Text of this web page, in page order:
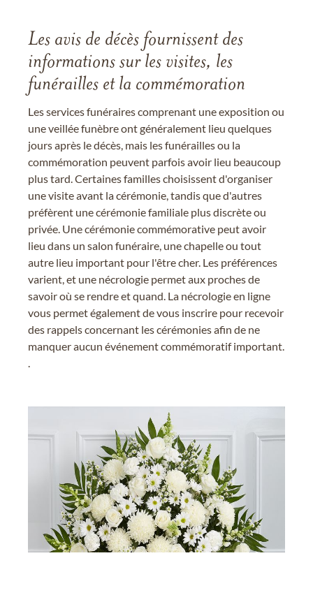
Les avis de décès fournissent des
informations sur les visites, les
funérailles et la commémoration
Les services funéraires comprenant une exposition ou
une veillée funèbre ont généralement lieu quelques
jours après le décès, mais les funérailles ou la
commémoration peuvent parfois avoir lieu beaucoup
plus tard. Certaines familles choisissent d'organiser
une visite avant la cérémonie, tandis que d'autres
préfèrent une cérémonie familiale plus discrète ou
privée. Une cérémonie commémorative peut avoir
lieu dans un salon funéraire, une chapelle ou tout
autre lieu important pour l'être cher. Les préférences
varient, et une nécrologie permet aux proches de
savoir où se rendre et quand. La nécrologie en ligne
vous permet également de vous inscrire pour recevoir
des rappels concernant les cérémonies afin de ne
manquer aucun événement commémoratif important.